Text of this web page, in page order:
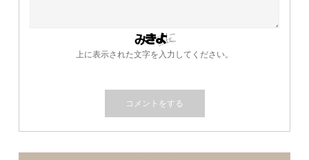
上に表示された文字を入力してください。